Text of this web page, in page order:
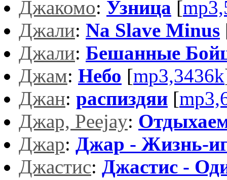
Джакомо: Узница [
Джали: Na Slave Minus
Джали: Бешанные
Джам: Небо [mp3,3436k
Джан: распиздяи [
Джар, Peejay:
Джар: Джар - Жизнь-
Джастис: Джастис -